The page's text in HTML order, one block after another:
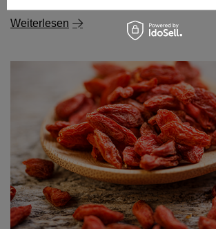
Goji-Beeren - welche Art von Pflanze
sind ihre Eigenschaften und wie kann
essen?